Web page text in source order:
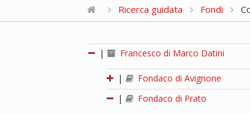
Ricerca guidata Fondi
| Francesco di Marco Datini
|
Fondaco di Avignone
|
Fondaco di Prato